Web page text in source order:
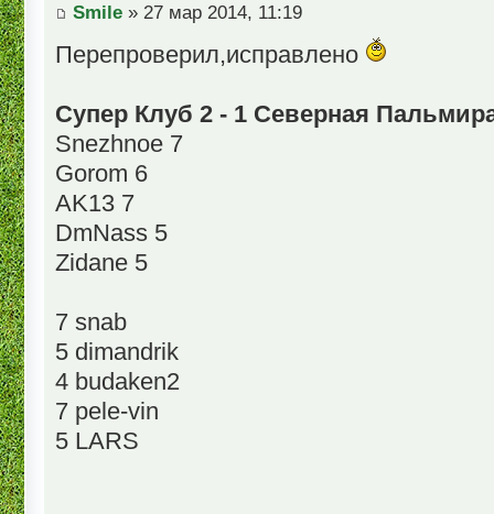
Smile » 27 мар 2014, 11:19
Перепроверил,исправлено
Супер Клуб 2 - 1 Северная
Snezhnoe 7
Gorom 6
AK13 7
DmNass 5
Zidane 5
7 snab
5 dimandrik
4 budaken2
7 pele-vin
5 LARS